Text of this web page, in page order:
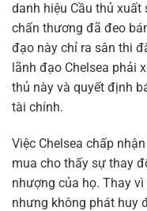
danh hiệu Cầu thủ xuất
chấn thương đã đeo
đạo này chỉ ra sân thi
lãnh đạo Chelsea phải
thủ này và quyết định
tài chính.
Việc Chelsea chấp
mua cho thấy sự thay
nhượng của họ. Thay
nhưng không phát huy